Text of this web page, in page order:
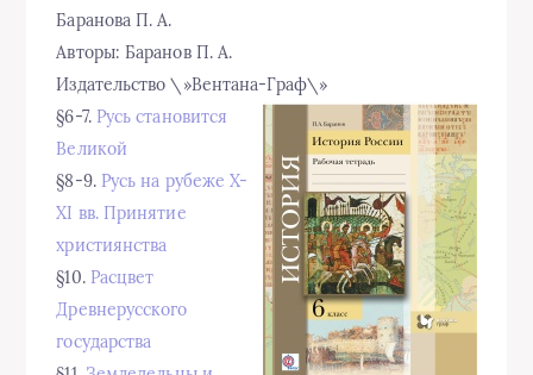
Баранова П. А.
Авторы: Баранов П. А.
Издательство \»Вентана-Граф\»
§6-7. Русь становится
Великой
§8-9. Русь на рубеже X-
XI вв. Принятие
християнства
§10. Расцвет
Древнерусского
государства